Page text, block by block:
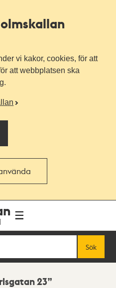
vi kakor, cookies, för att
att webbplatsen ska
Sök
23